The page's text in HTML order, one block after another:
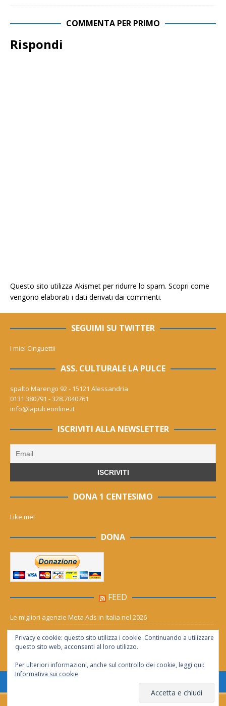
COMMENTA PER PRIMO
Rispondi
Questo sito utilizza Akismet per ridurre lo spam. Scopri come
vengono elaborati i dati derivati dai commenti.
SEGUIMI SU TWITTER
I miei Cinguettii
ASS. CULTURALE LA PULCE
spalto Marengo 92 - 15121 Alessandria
0131.380791 - 328.7040761
info@lapulceonline.it
ISCRIVITI ALLA NEWSLETTER
DONA 1 CENTESIMO
Like me!
DONA
FEED
Le migliori agenzie Meta Ads in Italia nel 2026
Aia Syensqo, il rinnovo divide: stop al cC6O4 dal 2027, ma i comitati
chiedono “zero Pfas subito”
Privacy e cookie: questo sito utilizza i cookie. Continuando a utilizzare
questo sito web, acconsenti al loro utilizzo.
Per ulteriori informazioni, anche sul controllo dei cookie, leggi qui:
Informativa sui cookie